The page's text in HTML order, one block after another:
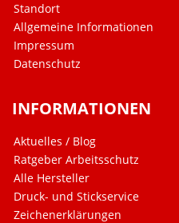
Standort
Allgemeine Informationen
Impressum
Datenschutz
INFORMATIONEN
Aktuelles / Blog
Ratgeber Arbeitsschutz
Alle Hersteller
Druck- und Stickservice
Zeichenerklärungen